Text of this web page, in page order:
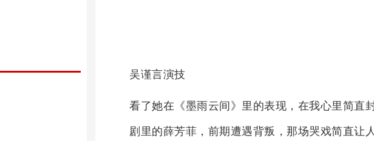
吴谨言演技
看了她在《墨雨云间》里的表现，在我心里简直
剧里的薛芳菲，前期遭遇背叛，那场哭戏简直让